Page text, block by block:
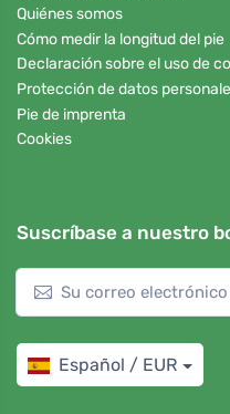
Quiénes somos
Cómo medir la longitud del pie
Declaración sobre el uso de
Protección de datos
Pie de imprenta
Cookies
Suscríbase a nuestro
Español / EUR